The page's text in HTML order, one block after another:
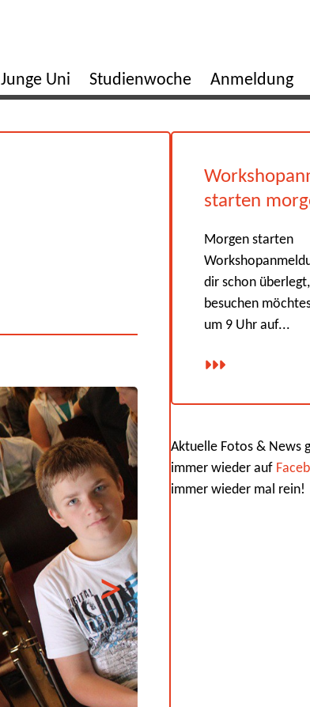
Junge Uni Studienwoche Anmeldung
starten
Morgen starten
dir schon
besuchen
um 9 Uhr auf...
Aktuelle Fotos & News
immer wieder auf
immer wieder mal rein!